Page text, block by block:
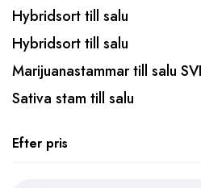
Hybridsort till salu
Hybridsort till salu
Marijuanastammar till salu
Sativa stam till salu
Efter pris